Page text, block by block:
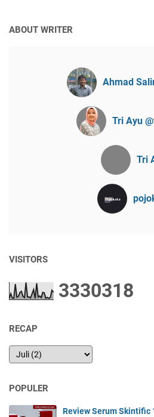
ABOUT WRITER
Ahmad
Tri Ayu
Tri
VISITORS
3330318
RECAP
POPULER
Review Serum Skintific